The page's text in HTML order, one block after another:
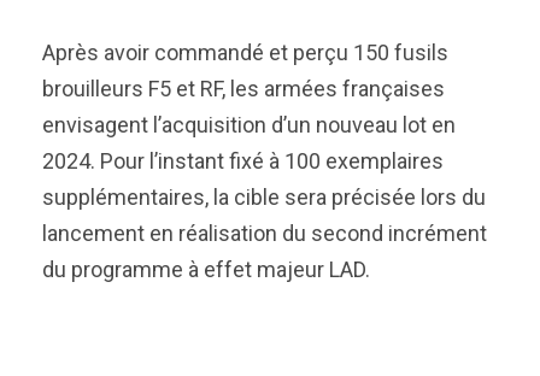
Après avoir commandé et perçu 150 fusils
brouilleurs F5 et RF, les armées françaises
envisagent l’acquisition d’un nouveau lot en
2024. Pour l’instant fixé à 100 exemplaires
supplémentaires, la cible sera précisée lors du
lancement en réalisation du second incrément
du programme à effet majeur LAD.